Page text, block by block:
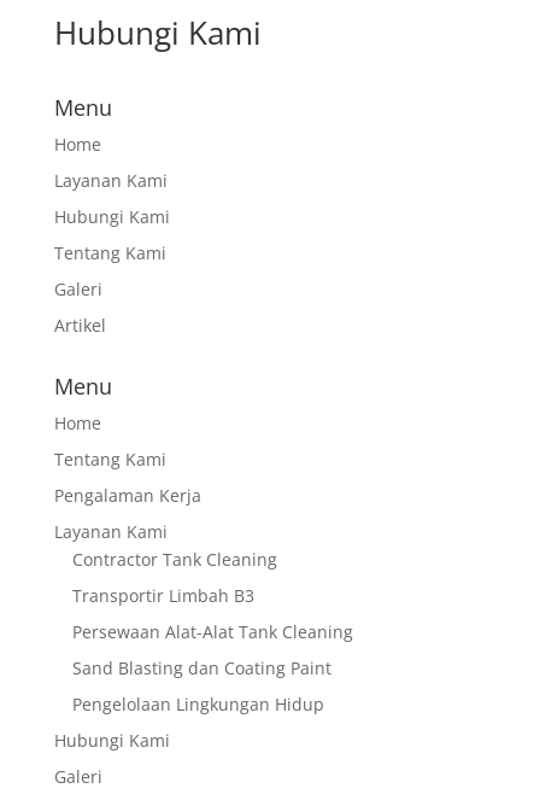
Hubungi Kami
Menu
Home
Layanan Kami
Hubungi Kami
Tentang Kami
Galeri
Artikel
Menu
Home
Tentang Kami
Pengalaman Kerja
Layanan Kami
Contractor Tank Cleaning
Transportir Limbah B3
Persewaan Alat-Alat Tank Cleaning
Sand Blasting dan Coating Paint
Pengelolaan Lingkungan Hidup
Hubungi Kami
Galeri